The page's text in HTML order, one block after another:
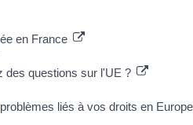
en France
des questions sur l'UE ?
liés à vos droits en Europe